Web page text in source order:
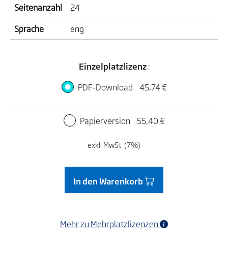
Seitenanzahl
24
Sprache
eng
Einzelplatzlizenz:
PDF-Download 45,74 €
Papierversion 55,40 €
exkl. MwSt. (7%)
In den Warenkorb
Mehr zu Mehrplatzlizenzen